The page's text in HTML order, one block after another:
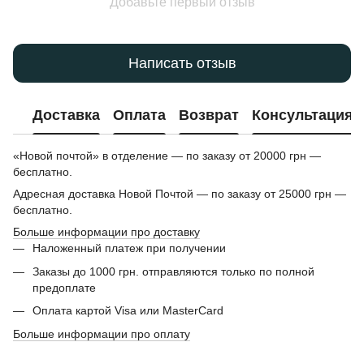
Написать отзыв
Доставка Оплата Возврат Консультация
«Новой почтой» в отделение — по заказу от 20000 грн —
бесплатно.
Адресная доставка Новой Почтой — по заказу от 25000 грн —
бесплатно.
Больше информации про доставку
Наложенный платеж при получении
Заказы до 1000 грн. отправляются только по полной
предоплате
Оплата картой Visa или MasterCard
Больше информации про оплату